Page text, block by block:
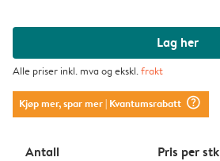
Lag her
Alle priser inkl. mva og ekskl.frakt
Kjøp mer, spar mer| Kvantumsrabatt question_mark_circle
Antall Pris per stk